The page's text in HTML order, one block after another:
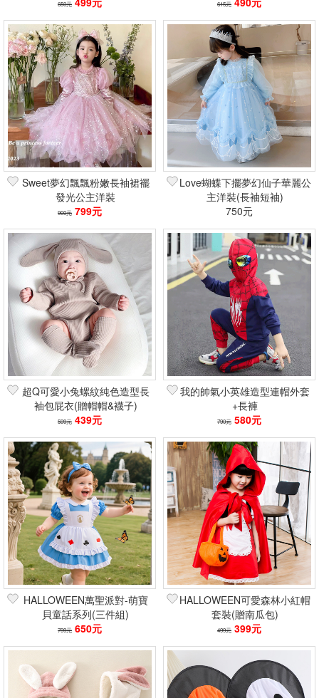
650元 615元
Sweet夢幻飄飄粉嫩長袖裙襬
發光公主洋裝
900元 799元
Love蝴蝶下擺夢幻仙子華麗公
主洋裝(長袖短袖)
750元
超Q可愛小兔螺紋純色造型長
袖包屁衣(贈帽帽&襪子)
599元 439元
我的帥氣小英雄造型連帽外套
+長褲
790元 580元
HALLOWEEN萬聖派對-萌寶
貝童話系列(三件組)
799元 650元
HALLOWEEN可愛森林小紅帽
套裝(贈南瓜包)
499元 399元